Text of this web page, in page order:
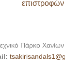
επιστροφών
Πάρκο